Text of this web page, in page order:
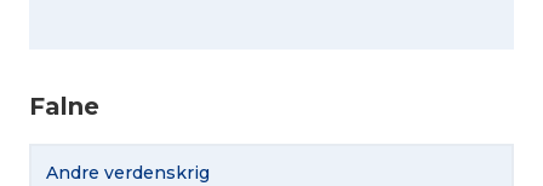
Falne
Andre verdenskrig